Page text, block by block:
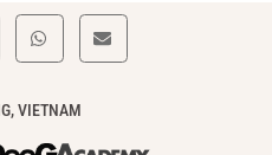
VIETNAM